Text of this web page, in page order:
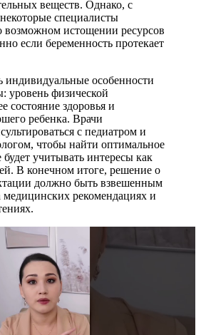
веществ. Однако, с
специалисты
возможном истощении ресурсов
если беременность протекает
особенности
физической
состояние здоровья и
ребенка. Врачи
с педиатром и
чтобы найти оптимальное
учитывать интересы как
В конечном итоге, решение о
должно быть взвешенным
рекомендациях и